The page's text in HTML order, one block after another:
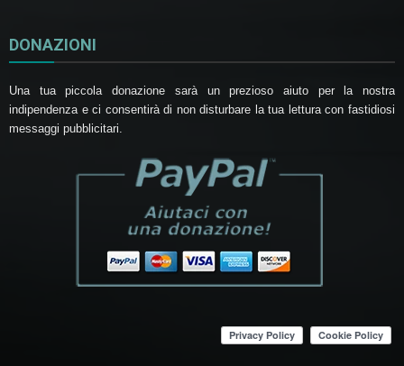
DONAZIONI
Una tua piccola donazione sarà un prezioso aiuto per la nostra
indipendenza e ci consentirà di non disturbare la tua lettura con fastidiosi
messaggi pubblicitari.